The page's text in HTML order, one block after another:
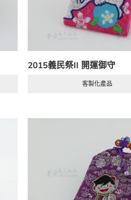
2015義民祭II 開運御守
客製化產品